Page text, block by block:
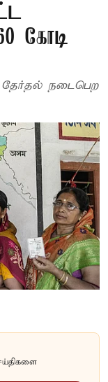
கோடி
நடைபெற